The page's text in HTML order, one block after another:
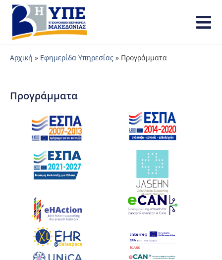
Αρχική » Εφημερίδα Υπηρεσίας » Προγράμματα
Προγράμματα